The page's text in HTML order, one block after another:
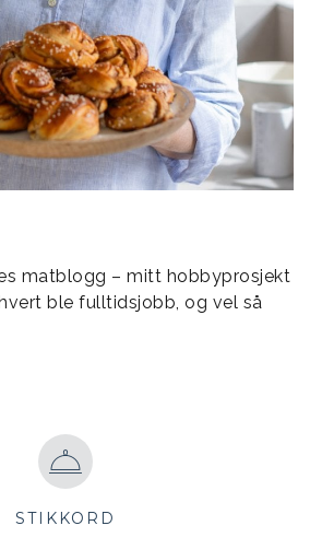
matblogg – mitt hobbyprosjekt
ble fulltidsjobb, og vel så
STIKKORD